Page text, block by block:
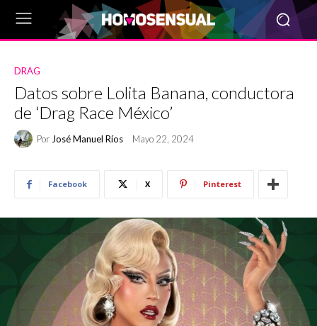
DRAG
Datos sobre Lolita Banana, conductora
de ‘Drag Race México’
Por José Manuel Ríos Mayo 22, 2024
Facebook X Pinterest